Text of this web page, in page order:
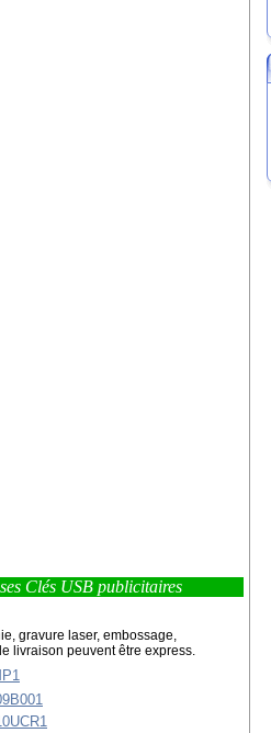
USB publicitaires
gravure laser, embossage,
livraison peuvent être express.